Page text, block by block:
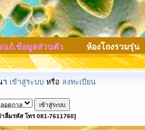
/แก้.ข้อมูลส่วนตัว ห้องโถงรวมรุ่น
า เข้าสู่ระบบ หรือ ลงทะเบียน
าลืมรหัส โทร 081-7611760]